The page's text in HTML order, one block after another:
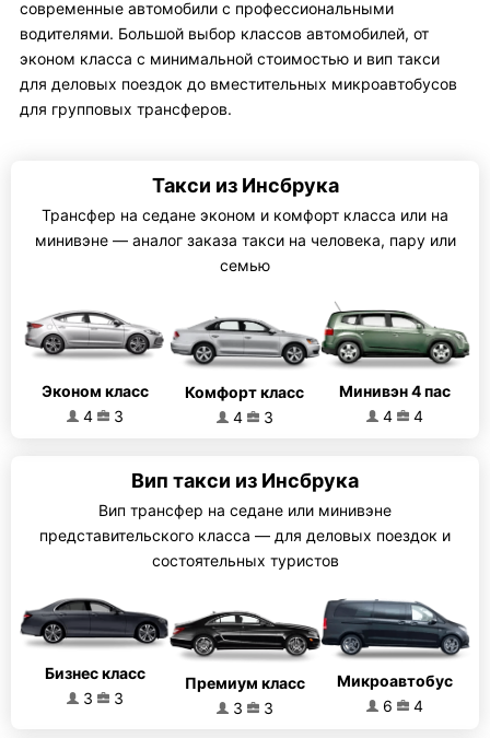
современные автомобили с профессиональными
водителями. Большой выбор классов автомобилей, от
эконом класса с минимальной стоимостью и вип такси
для деловых поездок до вместительных микроавтобусов
для групповых трансферов.
Такси из Инсбрука
Трансфер на седане эконом и комфорт класса или на
минивэне — аналог заказа такси на человека, пару или
семью
Эконом класс
4
3
Комфорт класс
4
3
Минивэн 4 пас
4
4
Вип такси из Инсбрука
Вип трансфер на седане или минивэне
представительского класса — для деловых поездок и
состоятельных туристов
Бизнес класс
3
3
Премиум класс
3
3
Микроавтобус
6
4